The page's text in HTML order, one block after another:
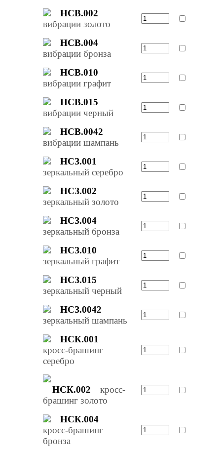
НСВ.002
вибрации золото
НСВ.004
вибрации бронза
НСВ.010
вибрации графит
НСВ.015
вибрации черный
НСВ.0042
вибрации шампань
НСЗ.001
зеркальный серебро
НСЗ.002
зеркальный золото
НСЗ.004
зеркальный бронза
НСЗ.010
зеркальный графит
НСЗ.015
зеркальный черный
НСЗ.0042
зеркальный шампань
НСК.001
кросс-брашинг
серебро
НСК.002
кросс-
брашинг золото
НСК.004
кросс-брашинг
бронза